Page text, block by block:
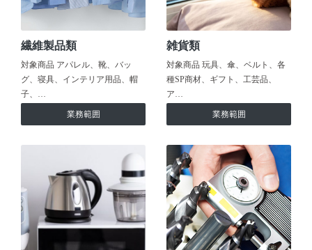
繊維製品類
対象商品 アパレル、靴、バッ
グ、寝具、インテリア用品、帽
子、…
業務範囲
雑貨類
対象商品 玩具、傘、ベルト、各
種SP商材、ギフト、工芸品、
ア…
業務範囲